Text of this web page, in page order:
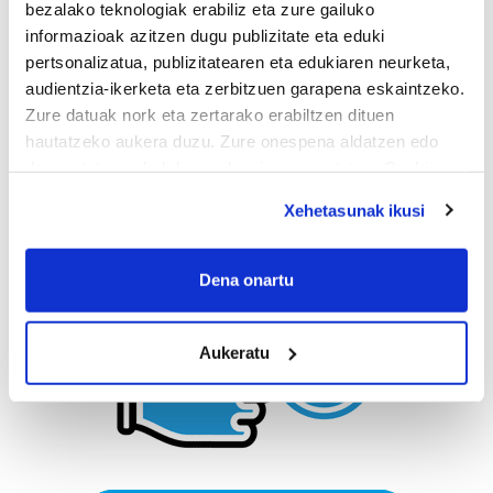
bezalako teknologiak erabiliz eta zure gailuko
informazioak azitzen dugu publizitate eta eduki
pertsonalizatua, publizitatearen eta edukiaren neurketa,
audientzia-ikerketa eta zerbitzuen garapena eskaintzeko.
Zure datuak nork eta zertarako erabiltzen dituen
hautatzeko aukera duzu. Zure onespena aldatzen edo
If you allow, we would also like to:
Collect information about your geographical
meters
Identify your device by actively scanning it for
specific characteristics (fingerprinting)
Find out more about how your personal data is processed
and set your preferences in the
Xehetasunak ikusi
Dena onartu
Aukeratu